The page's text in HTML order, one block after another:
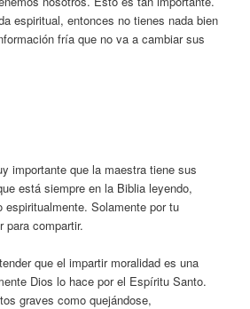
espiritual, entonces no tienes nada bien
fría que no va a cambiar sus
importante que la maestra tiene sus
está siempre en la Biblia leyendo,
espiritualmente. Solamente por tu
para compartir.
que el impartir moralidad es una
Dios lo hace por el Espíritu Santo.
graves como quejándose,